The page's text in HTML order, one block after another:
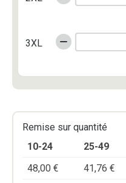
3XL
Remise sur quantité
10-24
25-49
48,00 € 41,76 €